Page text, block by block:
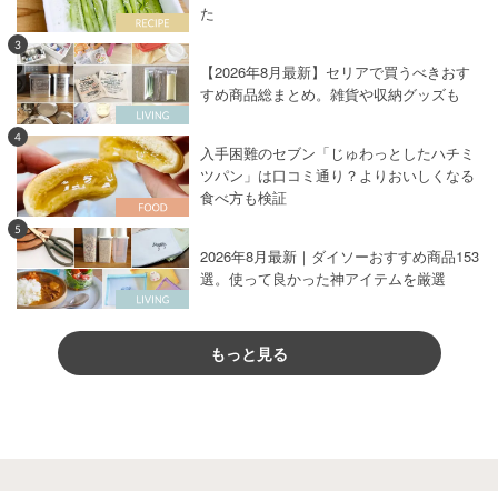
た
3
【2026年8月最新】セリアで買うべきおす
すめ商品総まとめ。雑貨や収納グッズも
4
入手困難のセブン「じゅわっとしたハチミ
ツパン」は口コミ通り？よりおいしくなる
食べ方も検証
5
2026年8月最新｜ダイソーおすすめ商品153
選。使って良かった神アイテムを厳選
もっと見る